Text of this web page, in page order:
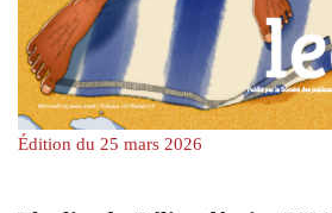
Édition du 25 mars 2026